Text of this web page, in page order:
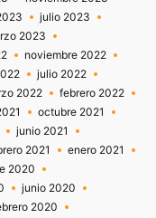
julio 2023
2023
noviembre 2022
julio 2022
2022
febrero 2022
octubre 2021
junio 2021
2021
enero 2021
2020
junio 2020
2020